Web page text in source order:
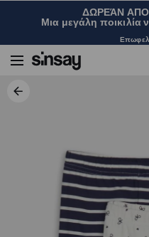
ΔΩΡΕΆΝ
Μια μεγάλη ποικιλία